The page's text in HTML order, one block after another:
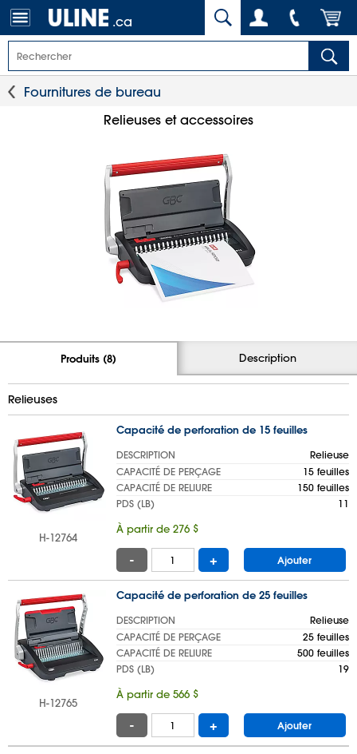
.ca
Fournitures de bureau
Relieuses et accessoires
Produits (8) Description
Relieuses
H-12764
Capacité de perforation de 15 feuilles
DESCRIPTION
Relieuse
CAPACITÉ DE PERÇAGE
15 feuilles
CAPACITÉ DE RELIURE
150 feuilles
PDS (LB)
11
À partir de 276 $
- + Ajouter
H-12765
Capacité de perforation de 25 feuilles
DESCRIPTION
Relieuse
CAPACITÉ DE PERÇAGE
25 feuilles
CAPACITÉ DE RELIURE
500 feuilles
PDS (LB)
19
À partir de 566 $
- + Ajouter